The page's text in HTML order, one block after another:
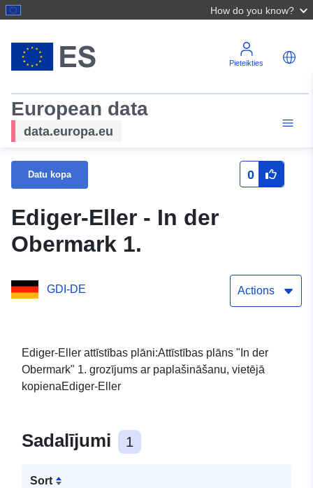
How do you know?
Pieteikties
European data
data.europa.eu
Datu kopa 0
Ediger-Eller - In der
Obermark 1.
GDI-DE Actions
Ediger-Eller attīstības plāni:Attīstības plāns "In der
Obermark" 1. grozījums ar paplašināšanu, vietējā
kopienaEdiger-Eller
Sadalījumi 1
Sort